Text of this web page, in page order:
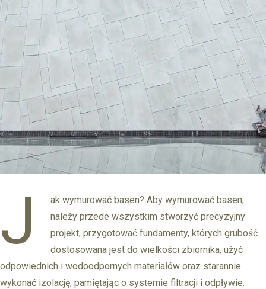
J
ak wymurować basen? Aby wymurować basen,
należy przede wszystkim stworzyć precyzyjny
projekt, przygotować fundamenty, których grubość
dostosowana jest do wielkości zbiornika, użyć
odpowiednich i wodoodpornych materiałów oraz starannie
wykonać izolację, pamiętając o systemie filtracji i odpływie.